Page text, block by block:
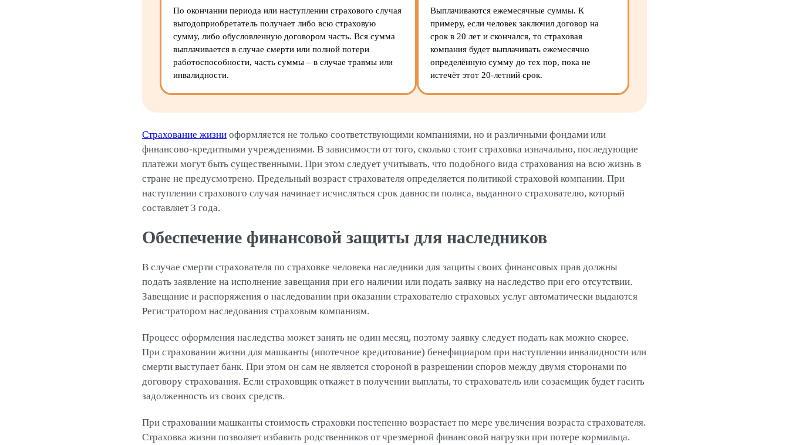
По окончании периода или наступлении страхового случая
выгодоприобретатель получает либо всю страховую
сумму, либо обусловленную договором часть. Вся сумма
выплачивается в случае смерти или полной потери
работоспособности, часть суммы – в случае травмы или
инвалидности.
Выплачиваются ежемесячные суммы. К
примеру, если человек заключил договор на
срок в 20 лет и скончался, то страховая
компания будет выплачивать ежемесячно
определённую сумму до тех пор, пока не
истечёт этот 20-летний срок.
Страхование жизни оформляется не только соответствующими компаниями, но и различными фондами или
финансово-кредитными учреждениями. В зависимости от того, сколько стоит страховка изначально, последующие
платежи могут быть существенными. При этом следует учитывать, что подобного вида страхования на всю жизнь в
стране не предусмотрено. Предельный возраст страхователя определяется политикой страховой компании. При
наступлении страхового случая начинает исчисляться срок давности полиса, выданного страхователю, который
составляет 3 года.
Обеспечение финансовой защиты для наследников
В случае смерти страхователя по страховке человека наследники для защиты своих финансовых прав должны
подать заявление на исполнение завещания при его наличии или подать заявку на наследство при его отсутствии.
Завещание и распоряжения о наследовании при оказании страхователю страховых услуг автоматически выдаются
Регистратором наследования страховым компаниям.
Процесс оформления наследства может занять не один месяц, поэтому заявку следует подать как можно скорее.
При страховании жизни для машканты (ипотечное кредитование) бенефициаром при наступлении инвалидности или
смерти выступает банк. При этом он сам не является стороной в разрешении споров между двумя сторонами по
договору страхования. Если страховщик откажет в получении выплаты, то страхователь или созаемщик будет гасить
задолженность из своих средств.
При страховании машканты стоимость страховки постепенно возрастает по мере увеличения возраста страхователя.
Страховка жизни позволяет избавить родственников от чрезмерной финансовой нагрузки при потере кормильца.